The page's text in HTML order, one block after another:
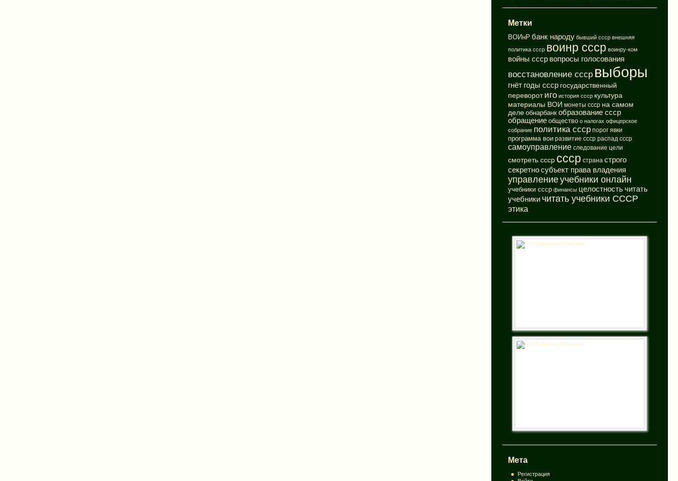
Метки
ВОИнР банк народу бывший ссср внешняя
политика ссср воинр ссср воинру-ком
войны ссср вопросы голосования
восстановление ссср выборы
гнёт годы ссср государственный
переворот иго история ссср культура
материалы ВОИ монеты ссср на самом
деле обнарбанк образование ссср
обращение общество о налогах офицерское
собрание политика ссср порог явки
программа вои развитие ссср распад ссср
самоуправление следование цели
смотреть ссср ссср страна строго
секретно субъект права владения
управлениеучебники онлайн
учебники ссср финансы целостность читать
учебники читать учебники СССР
этика
Мета
Регистрация